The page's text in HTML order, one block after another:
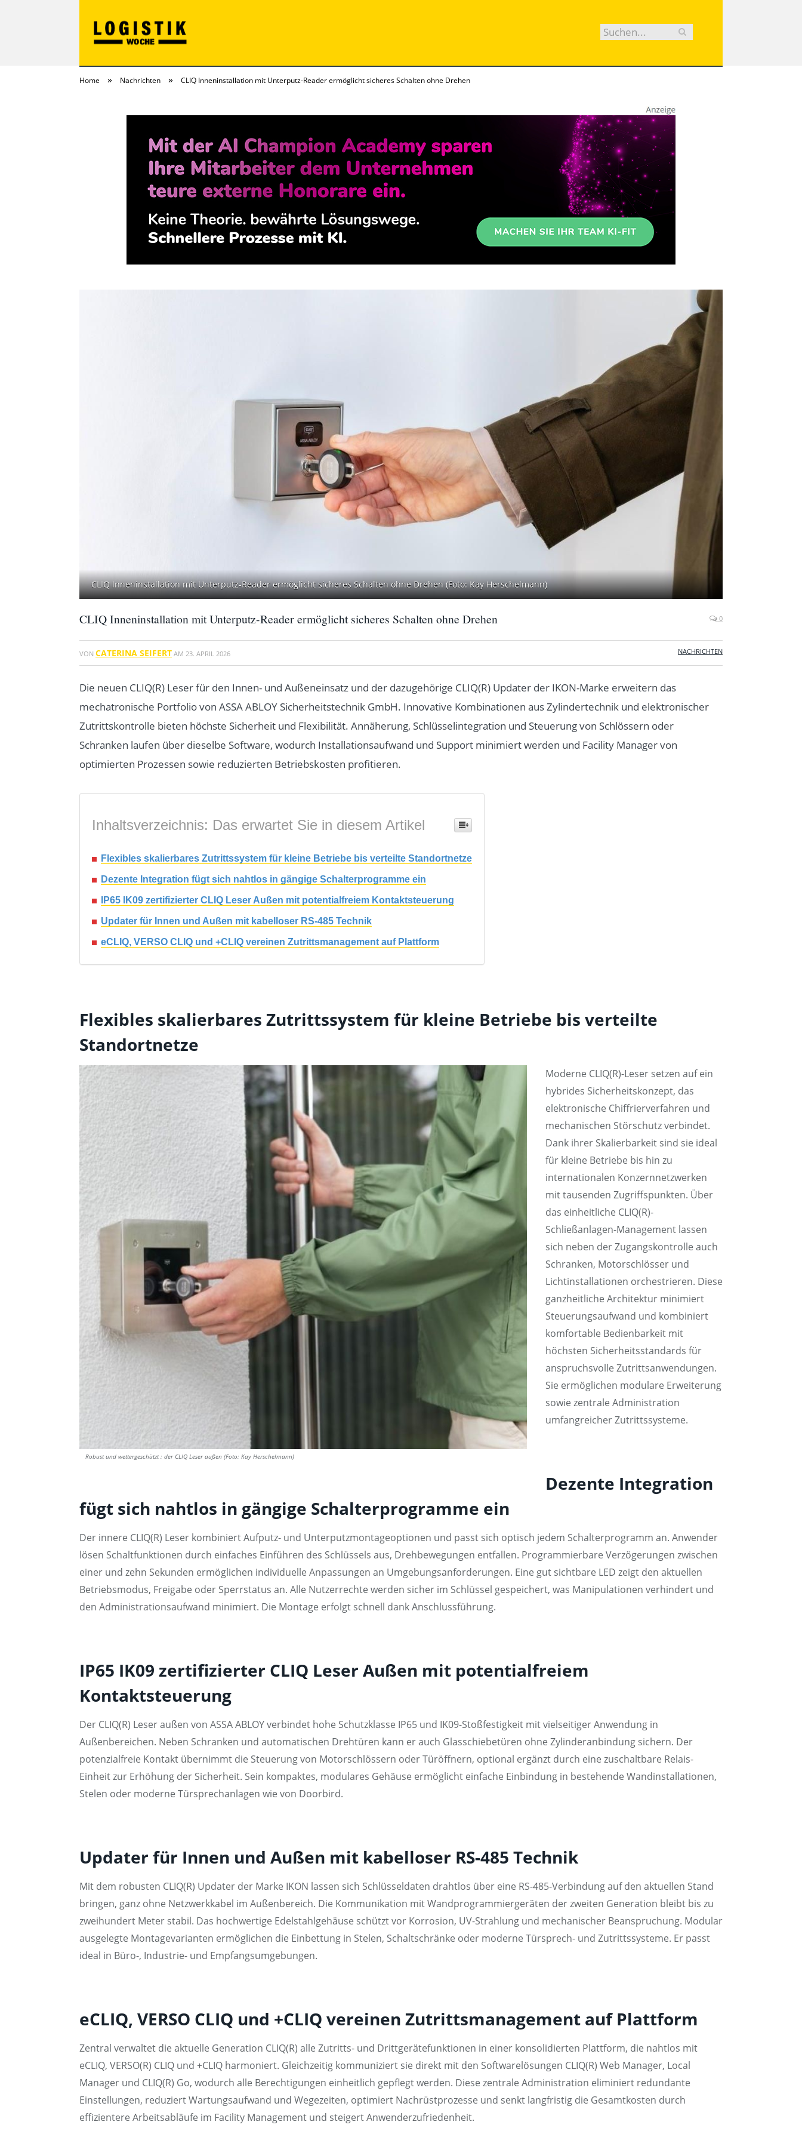
Home » Nachrichten » CLIQ Inneninstallation mit Unterputz-Reader ermöglicht sicheres Schalten ohne Drehen
CLIQ Inneninstallation mit Unterputz-Reader ermöglicht sicheres Schalten ohne Drehen (Foto: Kay Herschelmann)
CLIQ Inneninstallation mit Unterputz-Reader ermöglicht sicheres Schalten ohne Drehen 0
VON CATERINA SEIFERT AM 23. APRIL 2026 NACHRICHTEN
Die neuen CLIQ(R) Leser für den Innen- und Außeneinsatz und der dazugehörige CLIQ(R) Updater der IKON-Marke erweitern das
mechatronische Portfolio von ASSA ABLOY Sicherheitstechnik GmbH. Innovative Kombinationen aus Zylindertechnik und elektronischer
Zutrittskontrolle bieten höchste Sicherheit und Flexibilität. Annäherung, Schlüsselintegration und Steuerung von Schlössern oder
Schranken laufen über dieselbe Software, wodurch Installationsaufwand und Support minimiert werden und Facility Manager von
optimierten Prozessen sowie reduzierten Betriebskosten profitieren.
Inhaltsverzeichnis: Das erwartet Sie in diesem Artikel
Flexibles skalierbares Zutrittssystem für kleine Betriebe bis verteilte Standortnetze
Dezente Integration fügt sich nahtlos in gängige Schalterprogramme ein
IP65 IK09 zertifizierter CLIQ Leser Außen mit potentialfreiem Kontaktsteuerung
Updater für Innen und Außen mit kabelloser RS-485 Technik
eCLIQ, VERSO CLIQ und +CLIQ vereinen Zutrittsmanagement auf Plattform
Flexibles skalierbares Zutrittssystem für kleine Betriebe bis verteilte
Standortnetze
Robust und wettergeschützt : der CLIQ Leser außen (Foto: Kay Herschelmann)
Moderne CLIQ(R)-Leser setzen auf ein
hybrides Sicherheitskonzept, das
elektronische Chiffrierverfahren und
mechanischen Störschutz verbindet.
Dank ihrer Skalierbarkeit sind sie ideal
für kleine Betriebe bis hin zu
internationalen Konzernnetzwerken
mit tausenden Zugriffspunkten. Über
das einheitliche CLIQ(R)-
Schließanlagen-Management lassen
sich neben der Zugangskontrolle auch
Schranken, Motorschlösser und
Lichtinstallationen orchestrieren. Diese
ganzheitliche Architektur minimiert
Steuerungsaufwand und kombiniert
komfortable Bedienbarkeit mit
höchsten Sicherheitsstandards für
anspruchsvolle Zutrittsanwendungen.
Sie ermöglichen modulare Erweiterung
sowie zentrale Administration
umfangreicher Zutrittssysteme.
Dezente Integration
fügt sich nahtlos in gängige Schalterprogramme ein
Der innere CLIQ(R) Leser kombiniert Aufputz- und Unterputzmontageoptionen und passt sich optisch jedem Schalterprogramm an. Anwender
lösen Schaltfunktionen durch einfaches Einführen des Schlüssels aus, Drehbewegungen entfallen. Programmierbare Verzögerungen zwischen
einer und zehn Sekunden ermöglichen individuelle Anpassungen an Umgebungsanforderungen. Eine gut sichtbare LED zeigt den aktuellen
Betriebsmodus, Freigabe oder Sperrstatus an. Alle Nutzerrechte werden sicher im Schlüssel gespeichert, was Manipulationen verhindert und
den Administrationsaufwand minimiert. Die Montage erfolgt schnell dank Anschlussführung.
IP65 IK09 zertifizierter CLIQ Leser Außen mit potentialfreiem
Kontaktsteuerung
Der CLIQ(R) Leser außen von ASSA ABLOY verbindet hohe Schutzklasse IP65 und IK09-Stoßfestigkeit mit vielseitiger Anwendung in
Außenbereichen. Neben Schranken und automatischen Drehtüren kann er auch Glasschiebetüren ohne Zylinderanbindung sichern. Der
potenzialfreie Kontakt übernimmt die Steuerung von Motorschlössern oder Türöffnern, optional ergänzt durch eine zuschaltbare Relais-
Einheit zur Erhöhung der Sicherheit. Sein kompaktes, modulares Gehäuse ermöglicht einfache Einbindung in bestehende Wandinstallationen,
Stelen oder moderne Türsprechanlagen wie von Doorbird.
Updater für Innen und Außen mit kabelloser RS-485 Technik
Mit dem robusten CLIQ(R) Updater der Marke IKON lassen sich Schlüsseldaten drahtlos über eine RS-485-Verbindung auf den aktuellen Stand
bringen, ganz ohne Netzwerkkabel im Außenbereich. Die Kommunikation mit Wandprogrammiergeräten der zweiten Generation bleibt bis zu
zweihundert Meter stabil. Das hochwertige Edelstahlgehäuse schützt vor Korrosion, UV-Strahlung und mechanischer Beanspruchung. Modular
ausgelegte Montagevarianten ermöglichen die Einbettung in Stelen, Schaltschränke oder moderne Türsprech- und Zutrittssysteme. Er passt
ideal in Büro-, Industrie- und Empfangsumgebungen.
eCLIQ, VERSO CLIQ und +CLIQ vereinen Zutrittsmanagement auf Plattform
Zentral verwaltet die aktuelle Generation CLIQ(R) alle Zutritts- und Drittgerätefunktionen in einer konsolidierten Plattform, die nahtlos mit
eCLIQ, VERSO(R) CLIQ und +CLIQ harmoniert. Gleichzeitig kommuniziert sie direkt mit den Softwarelösungen CLIQ(R) Web Manager, Local
Manager und CLIQ(R) Go, wodurch alle Berechtigungen einheitlich gepflegt werden. Diese zentrale Administration eliminiert redundante
Einstellungen, reduziert Wartungsaufwand und Wegezeiten, optimiert Nachrüstprozesse und senkt langfristig die Gesamtkosten durch
effizientere Arbeitsabläufe im Facility Management und steigert Anwenderzufriedenheit.